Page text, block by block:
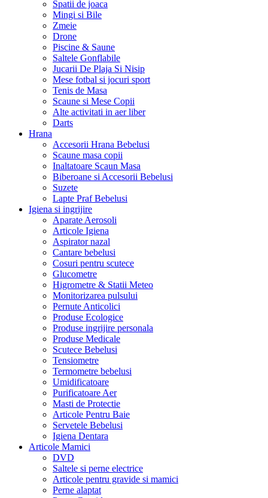
Spatii de joaca
Mingi si Bile
Zmeie
Drone
Piscine & Saune
Saltele Gonflabile
Jucarii De Plaja Si Nisip
Mese fotbal si jocuri sport
Tenis de Masa
Scaune si Mese Copii
Alte activitati in aer liber
Darts
Hrana
Accesorii Hrana Bebelusi
Scaune masa copii
Inaltatoare Scaun Masa
Biberoane si Accesorii Bebelusi
Suzete
Lapte Praf Bebelusi
Igiena si ingrijire
Aparate Aerosoli
Articole Igiena
Aspirator nazal
Cantare bebelusi
Cosuri pentru scutece
Glucometre
Higrometre & Statii Meteo
Monitorizarea pulsului
Pernute Anticolici
Produse Ecologice
Produse ingrijire personala
Produse Medicale
Scutece Bebelusi
Tensiometre
Termometre bebelusi
Umidificatoare
Purificatoare Aer
Masti de Protectie
Articole Pentru Baie
Servetele Bebelusi
Igiena Dentara
Articole Mamici
DVD
Saltele si perne electrice
Articole pentru gravide si mamici
Perne alaptat